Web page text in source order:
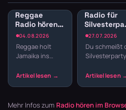
04.08.2026
Reggae
Radio hören:
Jamaican
Vibes und
Dancehall
Reggae holt
Jamaika ins
Der entspannte
die Texte
27.07.2026
Radio für
Die besten
Sender für
den
Du schmeißt
Silvesterparty
den ganzen
basteln?
Mehr Infos zum Radio hören im